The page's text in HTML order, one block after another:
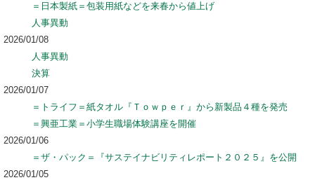
＝日本製紙＝包装用紙などを来春から値上げ
人事異動
2026/01/08
人事異動
決算
2026/01/07
＝トライフ＝紙タオル『Ｔｏｗｐｅｒ』から新製品４種を発売
＝興亜工業＝小学生職場体験講座を開催
2026/01/06
＝ザ・パック＝『サステイナビリティレポート２０２５』を公開
2026/01/05